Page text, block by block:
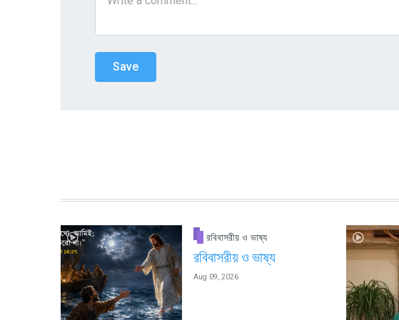
রবিবাসরীয় ও ভাষ্য
রবিবাসরীয় ও ভাষ্য
Aug 09, 2026